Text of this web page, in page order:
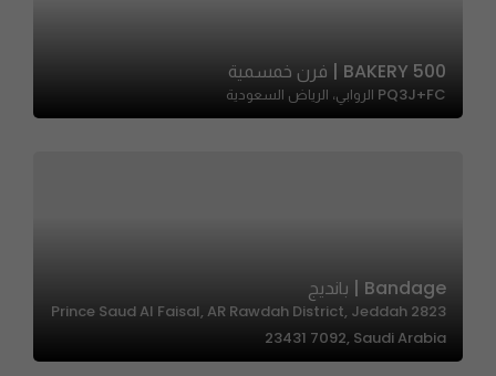
500 BAKERY | فرن خمسمية
PQ3J+FC الروابي، الرياض السعودية
Bandage | بانديج
2823 Prince Saud Al Faisal, AR Rawdah District, Jeddah
23431 7092, Saudi Arabia